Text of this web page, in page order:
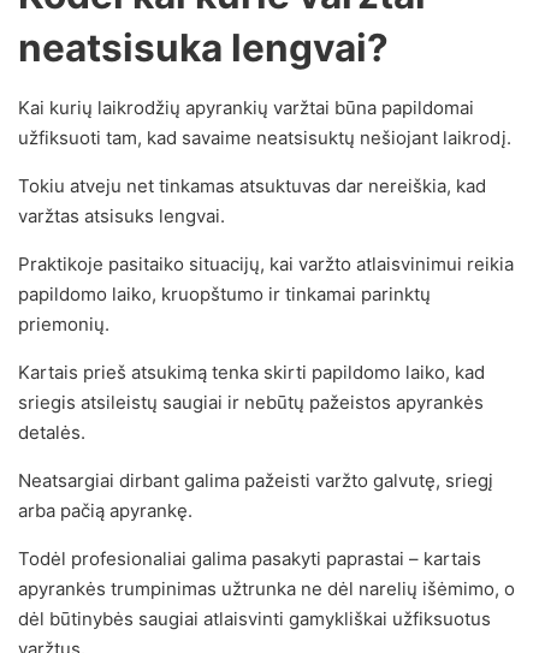
neatsisuka lengvai?
Kai kurių laikrodžių apyrankių varžtai būna papildomai
užfiksuoti tam, kad savaime neatsisuktų nešiojant laikrodį.
Tokiu atveju net tinkamas atsuktuvas dar nereiškia, kad
varžtas atsisuks lengvai.
Praktikoje pasitaiko situacijų, kai varžto atlaisvinimui reikia
papildomo laiko, kruopštumo ir tinkamai parinktų
priemonių.
Kartais prieš atsukimą tenka skirti papildomo laiko, kad
sriegis atsileistų saugiai ir nebūtų pažeistos apyrankės
detalės.
Neatsargiai dirbant galima pažeisti varžto galvutę, sriegį
arba pačią apyrankę.
Todėl profesionaliai galima pasakyti paprastai – kartais
apyrankės trumpinimas užtrunka ne dėl narelių išėmimo, o
dėl būtinybės saugiai atlaisvinti gamykliškai užfiksuotus
varžtus.